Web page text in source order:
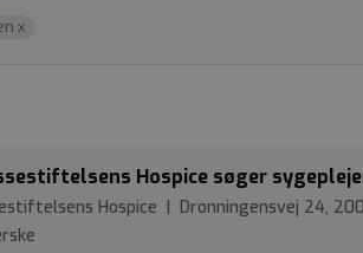
x
Hospice søger
Hospice | Dronningensvej 24,